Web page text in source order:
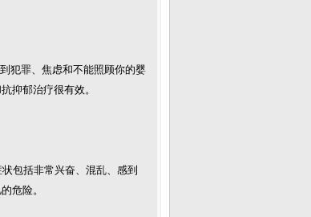
犯罪、焦虑和不能照顾你的婴
抑郁治疗很有效。
包括非常兴奋、混乱、感到
危险。